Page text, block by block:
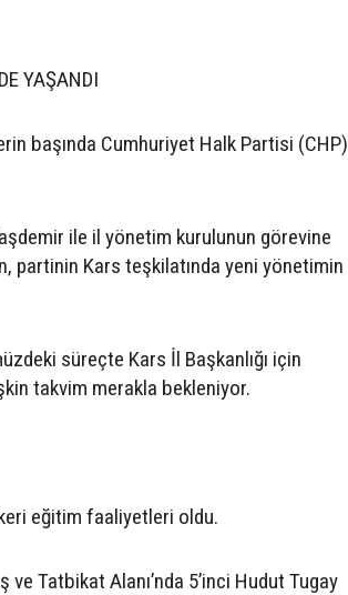
YAŞANDI
başında Cumhuriyet Halk Partisi (CHP)
ile il yönetim kurulunun görevine
partinin Kars teşkilatında yeni yönetimin
süreçte Kars İl Başkanlığı için
takvim merakla bekleniyor.
eğitim faaliyetleri oldu.
Tatbikat Alanı’nda 5’inci Hudut Tugay